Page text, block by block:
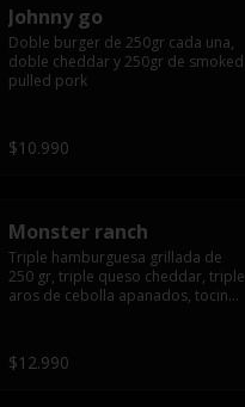
Johnny go
Doble burger de 250gr cada una,
doble cheddar y 250gr de smoked
pulled pork
$10.990
Monster ranch
Triple hamburguesa grillada de
250 gr, triple queso cheddar, triple
aros de cebolla apanados, tocino,
$12.990